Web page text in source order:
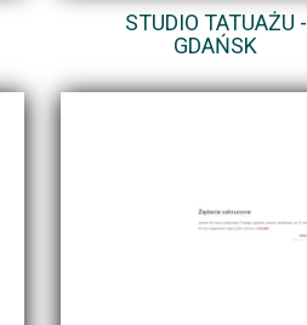
STUDIO TATUAŻU -
GDAŃSK